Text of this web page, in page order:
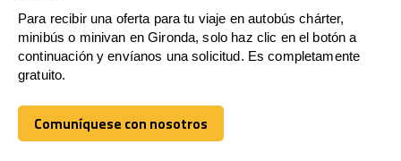
Para recibir una oferta para tu viaje en autobús chárter,
minibús o minivan en Gironda, solo haz clic en el botón a
continuación y envíanos una solicitud. Es completamente
gratuito.
Comuníquese con nosotros
Comuníquese con nosotros